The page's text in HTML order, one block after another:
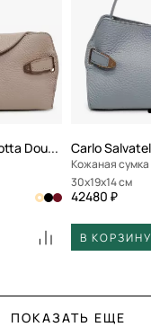
Carlo Salvatelli Carlotta Double
Кожаная сумка
30x19x14 см
42480 ₽
В КОРЗИНУ
ПОКАЗАТЬ ЕЩЕ